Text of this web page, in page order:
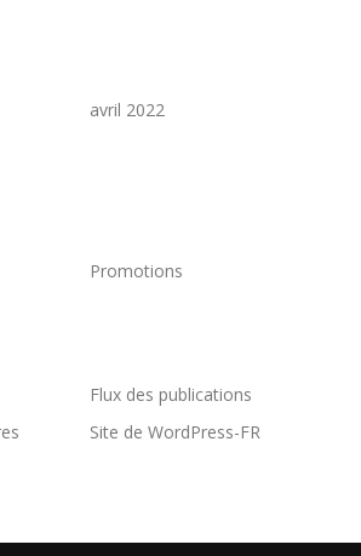
avril 2022
Promotions
Flux des publications
Site de WordPress-FR